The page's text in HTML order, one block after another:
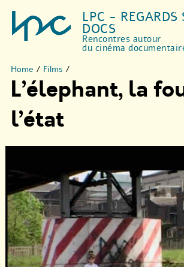
LPC - REGARDS
DOCS
Rencontres autour
du cinéma
Home / Films /
L’élephant, la
l’état